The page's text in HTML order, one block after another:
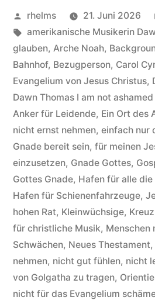
Song
I
am
not
ashamed
of
the
gospel
(of
Jesus
Christ)“
Veröffentlicht
von
rhelms 21. Juni 2026
Schlagwörter:
amerikanische Musikerin
glauben, Arche Noah,
Bahnhof, Bezugperson, Carol
Evangelium von Jesus Christus,
Dawn Thomas I am not
Anker für Leidende, Ein Ort des
nicht ernst nehmen, einfach nur
Gnade bereit sein, für meinen
einzusetzen, Gnade Gottes,
Gottes Gnade, Hafen für alle
Hafen für Schienenfahrzeuge,
hohen Rat, Kleinwüchsige,
für christliche Musik, Menschen
Schwächen, Neues Thestament,
nehmen, nicht gut fühlen, nicht
von Golgatha zu tragen,
nicht für das Evangelium